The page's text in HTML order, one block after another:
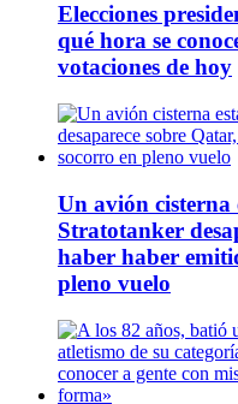
Elecciones
qué hora se
votaciones de hoy
Un avión cisterna
Stratotanker
haber haber
pleno vuelo